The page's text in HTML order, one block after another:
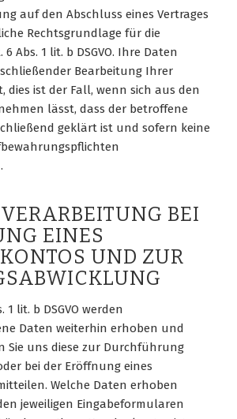
auf den Abschluss eines Vertrages
Rechtsgrundlage für die
Abs. 1 lit. b DSGVO. Ihre Daten
Bearbeitung Ihrer
dies ist der Fall, wenn sich aus den
lässt, dass der betroffene
geklärt ist und sofern keine
BEI
EINES
UND ZUR
1 lit. b DSGVO werden
Daten weiterhin erhoben und
Sie uns diese zur Durchführung
bei der Eröffnung eines
Welche Daten erhoben
jeweiligen Eingabeformularen